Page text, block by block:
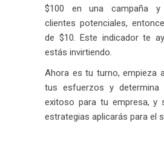
$100 en una campaña y
clientes potenciales,
de $10. Este indicador te
estás invirtiendo.
Ahora es tu turno, empieza
tus esfuerzos y
exitoso para tu empresa, y
estrategias aplicarás para el